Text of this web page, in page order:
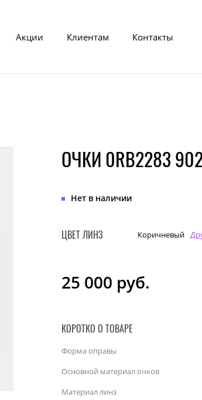
Акции Клиентам Контакты
ОЧКИ 0RB2283
Нет в наличии
ЦВЕТ ЛИНЗ Коричневый
25 000 руб.
КОРОТКО О ТОВАРЕ
Форма оправы
Основной материал очков
Материал линз